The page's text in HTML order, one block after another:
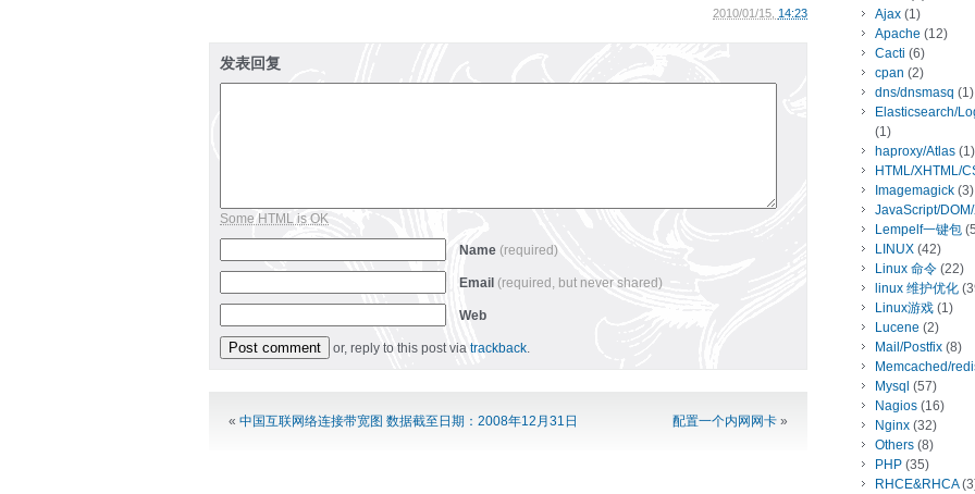
2010/01/15, 14:23
发表回复
Some HTML is OK
Name (required)
Email (required, but never shared)
Web
or, reply to this post via trackback.
« 中国互联网络连接带宽图 数据截至日期：2008年12月31日 配置一个内网网卡 »
Ajax (1)
Apache (12)
Cacti (6)
cpan (2)
dns/dnsmasq (1)
Elasticsearch/
(1)
haproxy/Atlas (1)
HTML/XHTML/
Imagemagick (3)
JavaScript/
Lempelf一键包
LINUX (42)
Linux 命令 (22)
linux 维护优化
Linux游戏 (1)
Lucene (2)
Mail/Postfix (8)
Memcached/
Mysql (57)
Nagios (16)
Nginx (32)
Others (8)
PHP (35)
RHCE&RHCA